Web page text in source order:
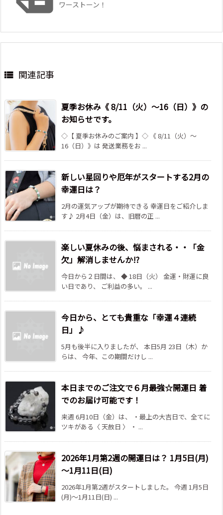
ワーストーン！
 関連記事
夏季お休み《 8/11（火）～16（日）》の
お知らせです。
◇【 夏季お休みのご案内 】◇ 《 8/11（火）～
16（日）》は 発送業務をお ...
新しい星回りや厄年がスタートする2月の
幸運日は？
2月の運気アップが期待できる 幸運日をご紹介しま
す♪ 2月4日（金）は、旧暦の正 ...
楽しい夏休みの後、悩まされる・・「金
欠」解消しませんか!?
今日から２日間は、 ◆ 18日（火） 金運・財運に良
い日であり、 ご利益の多い。 ...
今日から、とても貴重な「幸運４連続
日」♪
5月も後半に入りましたが、 本日5月 23日（木）か
らは、 今年、この期間だけし ...
本日までのご注文で６月最強☆開運日 着
でのお届け可能です！
来週 6月10日（金）は、 ・最上の大吉日で、全てに
ツキがある〈 天赦日 〉 ・ ...
2026年1月第2週の開運日は？ 1月5日(月)
～1月11日(日)
2026年1月第2週がスタートしました。 今週 1月5日
(月)～1月11日(日) ...